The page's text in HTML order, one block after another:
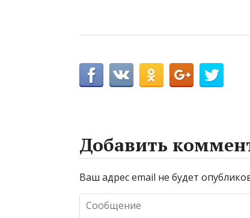
Добавить
Ваш адрес email не будет